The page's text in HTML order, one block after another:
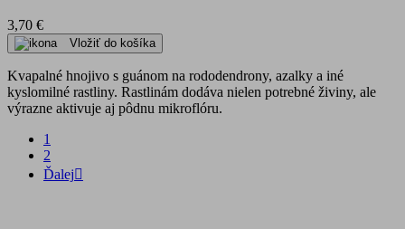
3,70 €
Vložiť do košíka
Kvapalné hnojivo s guánom na rododendrony, azalky a iné
kyslomilné rastliny. Rastlinám dodáva nielen potrebné živiny, ale
výrazne aktivuje aj pôdnu mikroflóru.
1
2
Ďalej